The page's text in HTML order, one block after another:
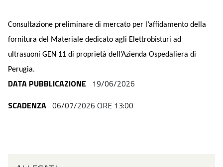
Consultazione preliminare di mercato per l’affidamento della
fornitura del Materiale dedicato agli Elettrobisturi ad
ultrasuoni GEN 11 di proprietà dell’Azienda Ospedaliera di
Perugia.
DATA PUBBLICAZIONE 19/06/2026
SCADENZA 06/07/2026 ORE 13:00